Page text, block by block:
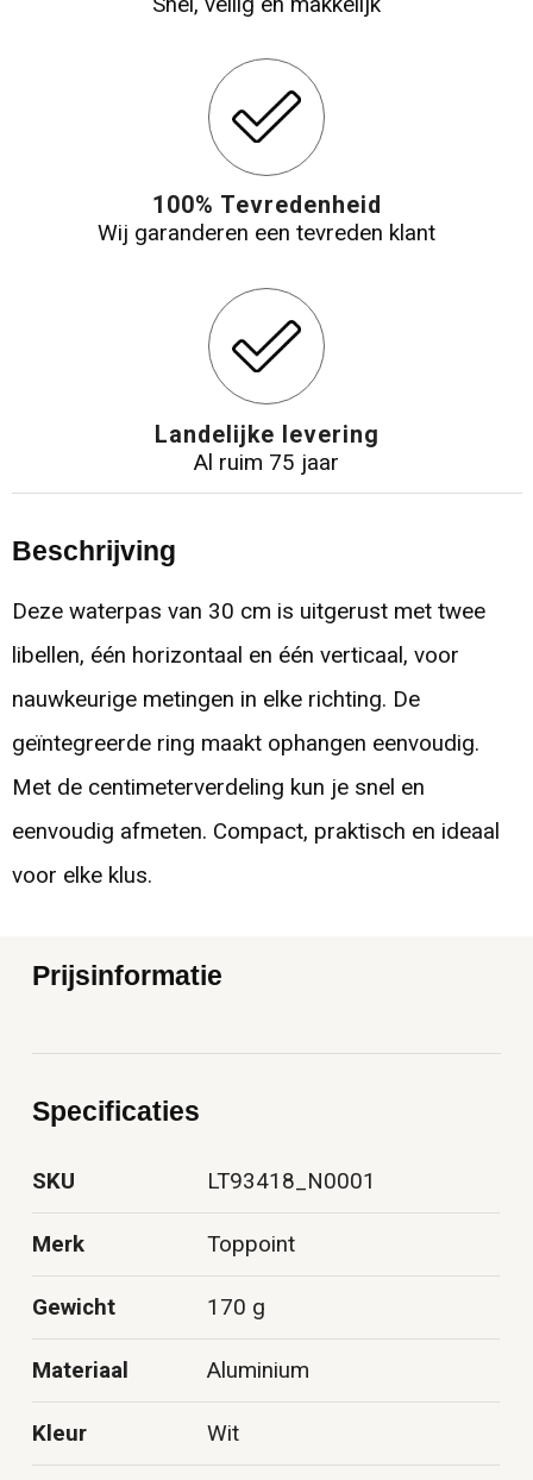
100% Tevredenheid
Wij garanderen een tevreden klant
Landelijke levering
Al ruim 75 jaar
Beschrijving
Deze waterpas van 30 cm is uitgerust met twee
libellen, één horizontaal en één verticaal, voor
nauwkeurige metingen in elke richting. De
geïntegreerde ring maakt ophangen eenvoudig.
Met de centimeterverdeling kun je snel en
eenvoudig afmeten. Compact, praktisch en ideaal
voor elke klus.
Prijsinformatie
Specificaties
SKU LT93418_N0001
Merk Toppoint
Gewicht 170 g
Materiaal Aluminium
Kleur Wit